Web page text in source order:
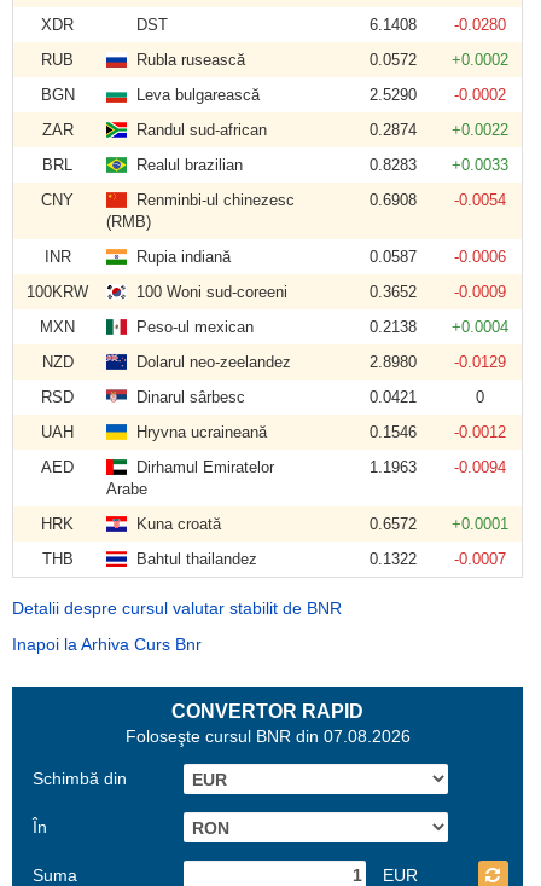
XDR
DST 6.1408
-0.0280
RUB
Rubla rusească 0.0572
+0.0002
BGN
Leva bulgarească 2.5290
-0.0002
ZAR
Randul sud-african 0.2874
+0.0022
BRL
Realul brazilian 0.8283
+0.0033
CNY
Renminbi-ul chinezesc
(RMB)
0.6908 -0.0054
INR Rupia indiană 0.0587
-0.0006
100KRW
100 Woni sud-coreeni 0.3652
-0.0009
MXN
Peso-ul mexican 0.2138
+0.0004
NZD
Dolarul neo-zeelandez 2.8980
-0.0129
RSD
Dinarul sârbesc 0.0421
0
UAH
Hryvna ucraineană 0.1546
-0.0012
AED
Dirhamul Emiratelor
Arabe
1.1963 -0.0094
HRK Kuna croată 0.6572
+0.0001
THB
Bahtul thailandez 0.1322 -0.0007
Detalii despre cursul valutar stabilit de BNR
Inapoi la Arhiva Curs Bnr
CONVERTOR RAPID
Foloseşte cursul BNR din 07.08.2026
Schimbă din
În
Suma EUR